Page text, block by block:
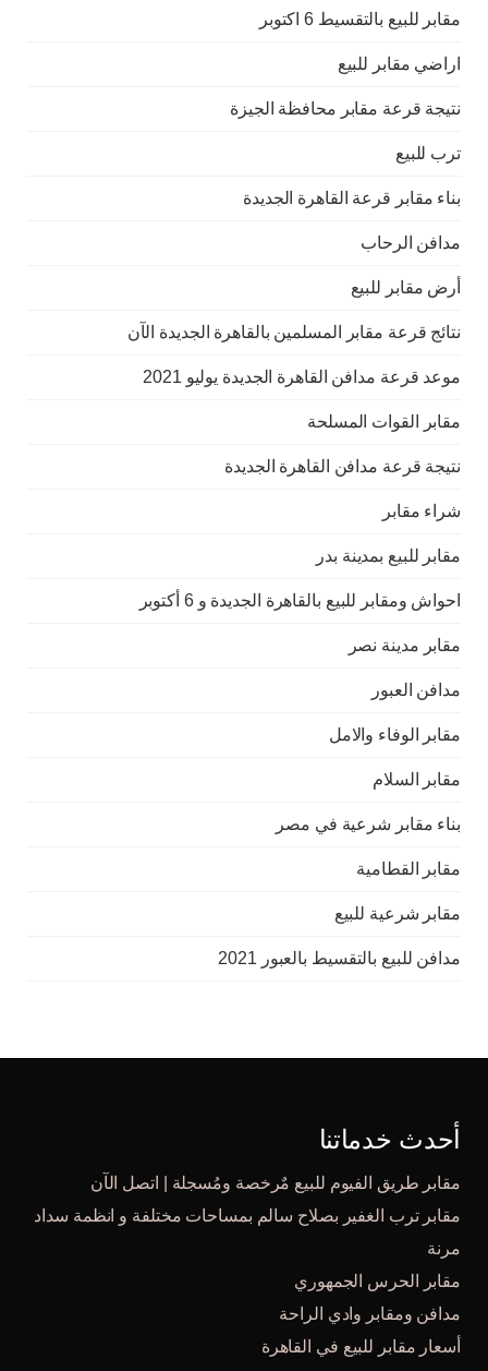
مقابر للبيع بالتقسيط 6 اكتوبر
اراضي مقابر للبيع
نتيجة قرعة مقابر محافظة الجيزة
ترب للبيع
بناء مقابر قرعة القاهرة الجديدة
مدافن الرحاب
أرض مقابر للبيع
نتائج قرعة مقابر المسلمين بالقاهرة الجديدة الآن
موعد قرعة مدافن القاهرة الجديدة يوليو 2021
مقابر القوات المسلحة
نتيجة قرعة مدافن القاهرة الجديدة
شراء مقابر
مقابر للبيع بمدينة بدر
احواش ومقابر للبيع بالقاهرة الجديدة و 6 أكتوبر
مقابر مدينة نصر
مدافن العبور
مقابر الوفاء والامل
مقابر السلام
بناء مقابر شرعية في مصر
مقابر القطامية
مقابر شرعية للبيع
مدافن للبيع بالتقسيط بالعبور 2021
أحدث خدماتنا
مقابر طريق الفيوم للبيع مٌرخصة ومُسجلة | اتصل الآن
مقابر ترب الغفير بصلاح سالم بمساحات مختلفة و انظمة سداد
مرنة
مقابر الحرس الجمهوري
مدافن ومقابر وادي الراحة
أسعار مقابر للبيع في القاهرة